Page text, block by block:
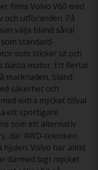
finns Volvo V60 med
och utföranden. På
välja bland såväl
standard-
som sticker ut och
bästa motor. Ett flertal
marknaden, bland
säkerhet och
extra mycket tillval
ett sportigare
som ett alternativ
där AWD-tekniken
Volvo har alltid
därmed lagt mycket